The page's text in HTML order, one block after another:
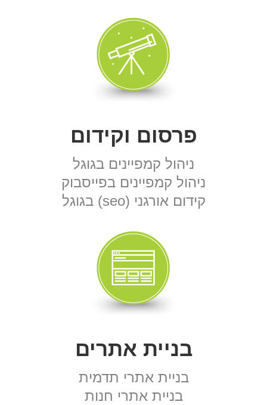
פרסום וקידום
ניהול קמפיינים בגוגל
ניהול קמפיינים בפייסבוק
קידום אורגני (seo) בגוגל
בניית אתרים
בניית אתרי תדמית
בניית אתרי חנות